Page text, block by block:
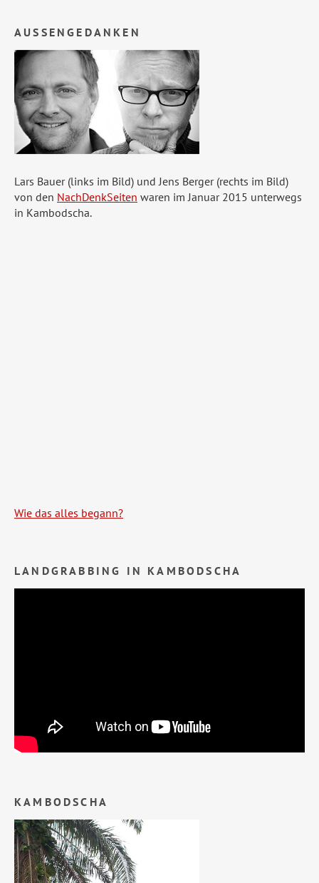
AUSSENGEDANKEN
Lars Bauer (links im Bild) und Jens Berger (rechts im Bild)
von den NachDenkSeiten waren im Januar 2015 unterwegs
in Kambodscha.
Wie das alles begann?
LANDGRABBING IN KAMBODSCHA
KAMBODSCHA